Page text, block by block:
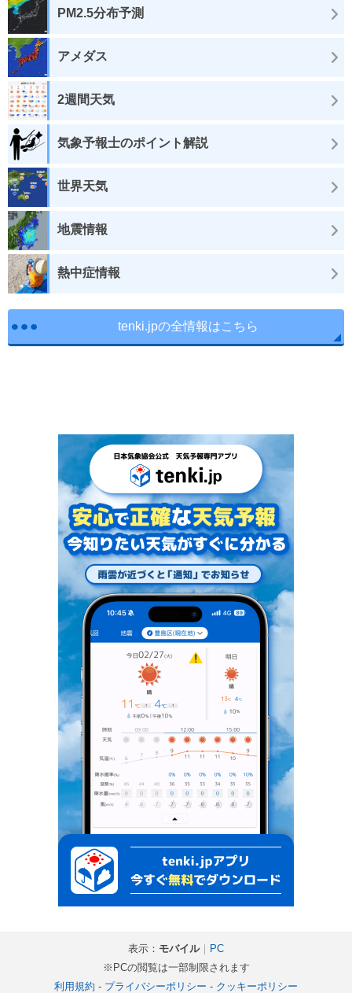
PM2.5分布予測
アメダス
2週間天気
気象予報士のポイント解説
世界天気
地震情報
熱中症情報
tenki.jpの全情報はこちら
表示： モバイル｜ PC
※PCの閲覧は一部制限されます
利用規約 - プライバシーポリシー - クッキーポリシー